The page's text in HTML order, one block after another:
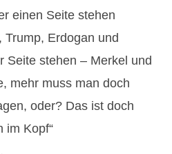
einen Seite stehen
Erdogan und
stehen – Merkel und
mehr muss man doch
oder? Das ist doch
im Kopf“